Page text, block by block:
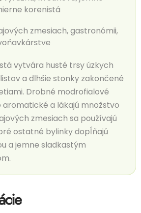
korenistá
zmesiach, gastronómii,
vytvára husté trsy úzkych
a dlhšie stonky zakončené
Drobné modrofialové
aromatické a lákajú množstvo
zmesiach sa používajú
ostatné bylinky dopĺňajú
a jemne sladkastým